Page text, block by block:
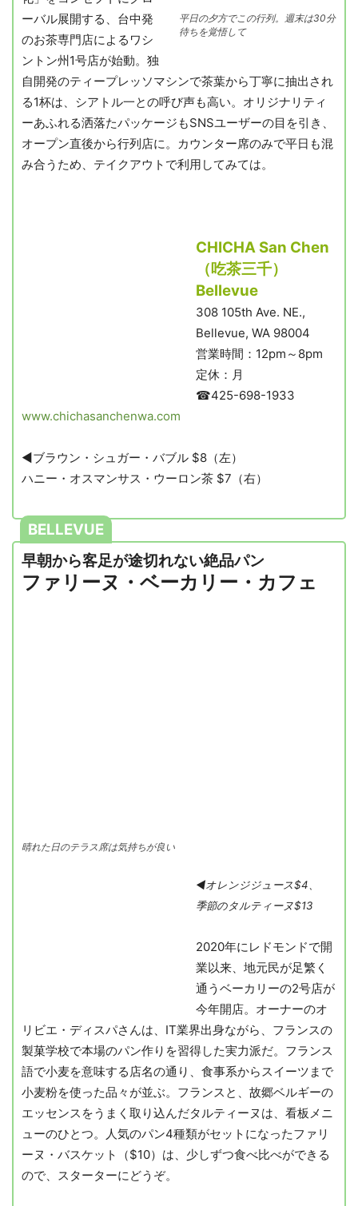
平日の夕方でこの行列。週末は30分
待ちを覚悟して
ーバル展開する、台中発
のお茶専門店によるワシ
ントン州1号店が始動。独
自開発のティープレッソマシンで茶葉から丁寧に抽出され
る1杯は、シアトル一との呼び声も高い。オリジナリティ
ーあふれる洒落たパッケージもSNSユーザーの目を引き、
オープン直後から行列店に。カウンター席のみで平日も混
み合うため、テイクアウトで利用してみては。
CHICHA San Chen
（吃茶三千）
Bellevue
308 105th Ave. NE.,
Bellevue, WA 98004
営業時間：12pm～8pm
定休：月
☎425-698-1933
www.chichasanchenwa.com
◀︎ブラウン・シュガー・バブル $8（左）
ハニー・オスマンサス・ウーロン茶 $7（右）
BELLEVUE
早朝から客足が途切れない絶品パン
ファリーヌ・ベーカリー・カフェ
晴れた日のテラス席は気持ちが良い
◀︎オレンジジュース$4、
季節のタルティーヌ$13
2020年にレドモンドで開
業以来、地元民が足繁く
通うベーカリーの2号店が
今年開店。オーナーのオ
リビエ・ディスパさんは、IT業界出身ながら、フランスの
製菓学校で本場のパン作りを習得した実力派だ。フランス
語で小麦を意味する店名の通り、食事系からスイーツまで
小麦粉を使った品々が並ぶ。フランスと、故郷ベルギーの
エッセンスをうまく取り込んだタルティーヌは、看板メニ
ューのひとつ。人気のパン4種類がセットになったファリ
ーヌ・バスケット（$10）は、少しずつ食べ比べができる
ので、スターターにどうぞ。